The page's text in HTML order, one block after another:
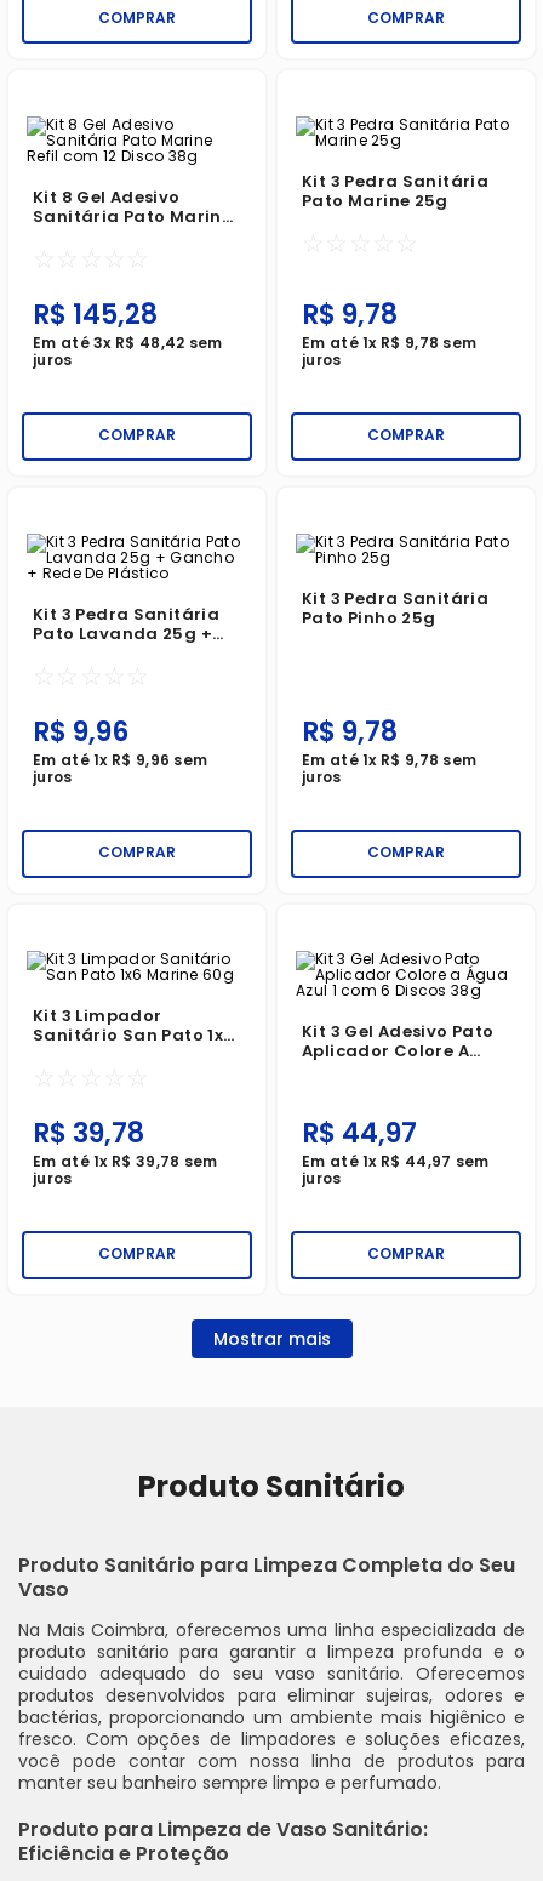
COMPRAR COMPRAR
Kit 8 Gel Adesivo
Sanitária Pato Marine
☆ ☆ ☆ ☆ ☆
R$ 145,28
Em até3x R$ 48,42 sem
juros
COMPRAR
Kit 3 Pedra Sanitária
Pato Marine 25g
☆ ☆ ☆ ☆ ☆
R$ 9,78
Em até1x R$ 9,78 sem
juros
COMPRAR
Kit 3 Pedra Sanitária
Pato Lavanda 25g +
Plástico
☆ ☆ ☆ ☆ ☆
R$ 9,96
Em até1x R$ 9,96 sem
juros
COMPRAR
Kit 3 Pedra Sanitária
Pato Pinho 25g
R$ 9,78
Em até1x R$ 9,78 sem
juros
COMPRAR
Kit 3 Limpador
Sanitário San Pato 1x6
☆ ☆ ☆ ☆ ☆
R$ 39,78
Em até1x R$ 39,78 sem
juros
COMPRAR
Kit 3 Gel Adesivo Pato
Aplicador Colore A
R$ 44,97
Em até1x R$ 44,97 sem
juros
COMPRAR
Mostrar mais
Produto Sanitário
Produto Sanitário para Limpeza Completa do Seu
Vaso
Na Mais Coimbra, oferecemos uma linha especializada de
produto sanitário para garantir a limpeza profunda e o
cuidado adequado do seu vaso sanitário. Oferecemos
produtos desenvolvidos para eliminar sujeiras, odores e
bactérias, proporcionando um ambiente mais higiênico e
fresco. Com opções de limpadores e soluções eficazes,
você pode contar com nossa linha de produtos para
manter seu banheiro sempre limpo e perfumado.
Produto para Limpeza de Vaso Sanitário:
Eficiência e Proteção